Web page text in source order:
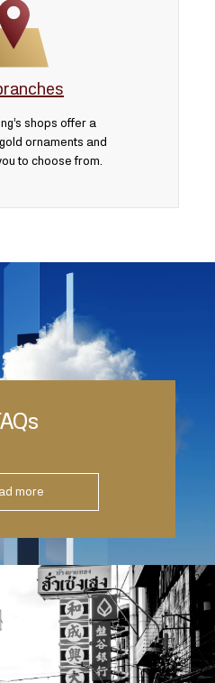
shops offer a
ornaments and
to choose from.
more